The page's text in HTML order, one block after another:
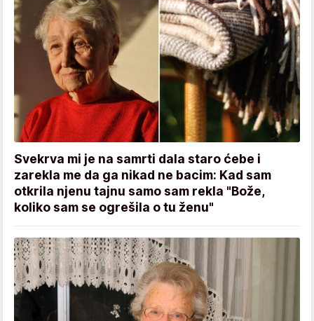
Svekrva mi je na samrti dala staro ćebe i
zarekla me da ga nikad ne bacim: Kad sam
otkrila njenu tajnu samo sam rekla "Bože,
koliko sam se ogrešila o tu ženu"